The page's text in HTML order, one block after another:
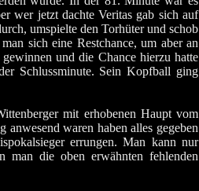
wer jetzt dachte Veritas gab sich auf
umspielte den Torhüter und schob
sich eine Restchance, um aber an
und die Chance hierzu hatte
Schlussminute. Sein Kopfball ging
mit erhobenen Haupt vom
anwesend waren haben alles gegeben
errungen. Man kann nur
man die oben erwähnten fehlenden